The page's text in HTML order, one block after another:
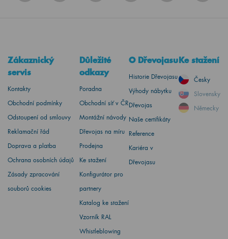
Zákaznický
servis
Kontakty
Obchodní podmínky
Odstoupení od smlouvy
Reklamační řád
Doprava a platba
Ochrana osobních údajů
Zásady zpracování
souborů cookies
Důležité
odkazy
Poradna
Obchodní síť v ČR
Montážní návody
Dřevojas na míru
Prodejna
Ke stažení
Konfigurátor pro
partnery
Katalog ke stažení
Vzorník RAL
Whistleblowing
O Dřevojasu
Historie Dřevojasu
Výhody nábytku
Dřevojas
Naše certifikáty
Reference
Kariéra v
Dřevojasu
Ke stažení
Česky
Slovensky
Německy